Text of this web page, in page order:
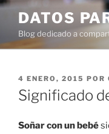
Ir
contenido
DATOS
Blog dedicado a
PUBLICADO
EN
4 ENERO, 2015 POR
Significado
Soñar con un bebé